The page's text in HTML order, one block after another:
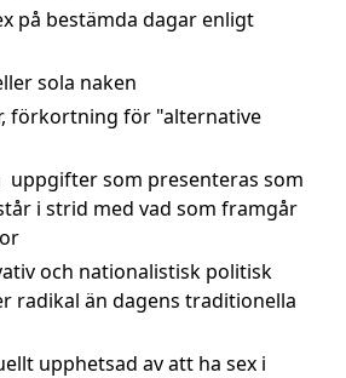
på bestämda dagar enligt
sola naken
förkortning för "alternative
uppgifter som presenteras som
i strid med vad som framgår
och nationalistisk politisk
radikal än dagens traditionella
upphetsad av att ha sex i